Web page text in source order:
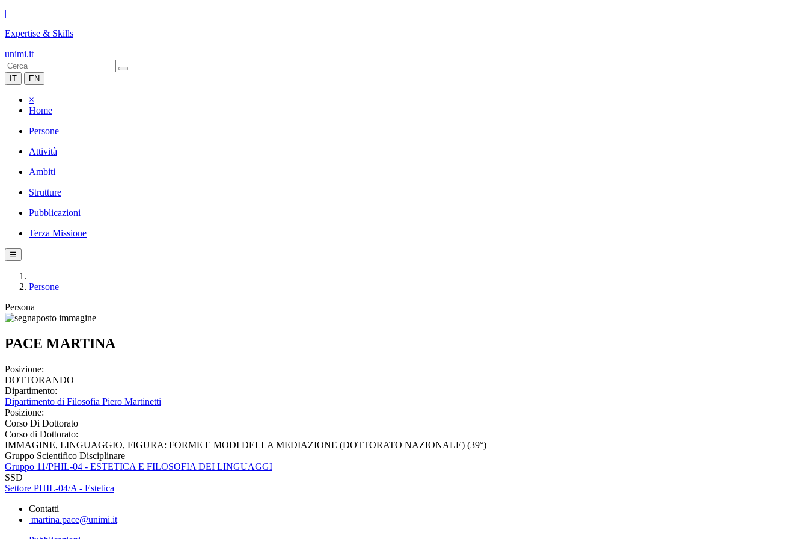
|
Expertise & Skills
unimi.it
IT EN
×
Home
Persone
Attività
Ambiti
Strutture
Pubblicazioni
Terza Missione
☰
Persone
Persona
PACE MARTINA
Posizione:
DOTTORANDO
Dipartimento:
Dipartimento di Filosofia Piero Martinetti
Posizione:
Corso Di Dottorato
Corso di Dottorato:
IMMAGINE, LINGUAGGIO, FIGURA: FORME E MODI DELLA MEDIAZIONE (DOTTORATO NAZIONALE) (39°)
Gruppo Scientifico Disciplinare
Gruppo 11/PHIL-04 - ESTETICA E FILOSOFIA DEI LINGUAGGI
SSD
Settore PHIL-04/A - Estetica
Contatti
martina.pace@unimi.it